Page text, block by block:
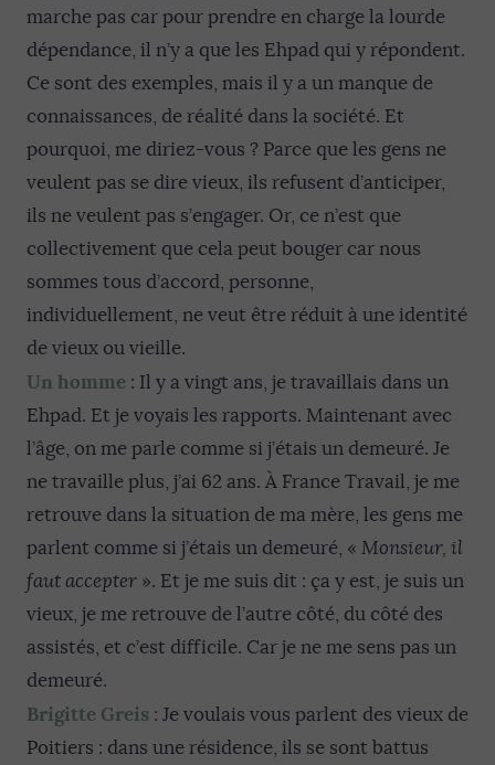
marche pas car pour prendre en charge la lourde
dépendance, il n’y a que les Ehpad qui y répondent.
Ce sont des exemples, mais il y a un manque de
connaissances, de réalité dans la société. Et
pourquoi, me diriez-vous ? Parce que les gens ne
veulent pas se dire vieux, ils refusent d’anticiper,
ils ne veulent pas s’engager. Or, ce n’est que
collectivement que cela peut bouger car nous
sommes tous d’accord, personne,
individuellement, ne veut être réduit à une identité
de vieux ou vieille.
Un homme : Il y a vingt ans, je travaillais dans un
Ehpad. Et je voyais les rapports. Maintenant avec
l’âge, on me parle comme si j’étais un demeuré. Je
ne travaille plus, j’ai 62 ans. À France Travail, je me
retrouve dans la situation de ma mère, les gens me
parlent comme si j’étais un demeuré, « Monsieur, il
faut accepter ». Et je me suis dit : ça y est, je suis un
vieux, je me retrouve de l’autre côté, du côté des
assistés, et c’est difficile. Car je ne me sens pas un
demeuré.
Brigitte Greis : Je voulais vous parlent des vieux de
Poitiers : dans une résidence, ils se sont battus